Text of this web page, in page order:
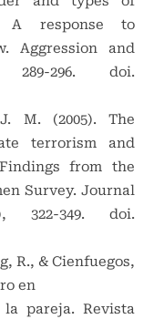
A response to
Aggression and
296. doi.
M. (2005). The
terrorism and
from the
Survey. Journal
322-349. doi.
R., & Cienfuegos,
en
pareja. Revista